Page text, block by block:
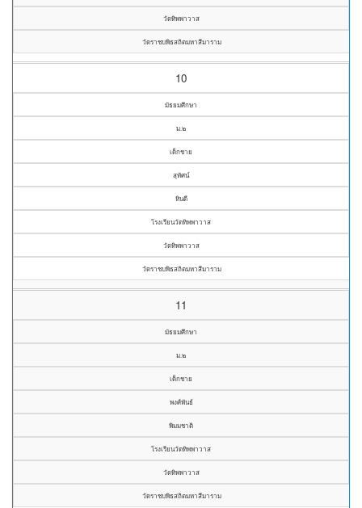
วัดทิพพาวาส
วัดราชบพิธสถิตมหาสีมาราม
10
มัธยมศึกษา
ม.๒
เด็กชาย
สุทัศน์
หินดี
โรงเรียนวัดทิพพาวาส
วัดทิพพาวาส
วัดราชบพิธสถิตมหาสีมาราม
11
มัธยมศึกษา
ม.๒
เด็กชาย
พงศ์พันธ์
พิมมชาติ
โรงเรียนวัดทิพพาวาส
วัดทิพพาวาส
วัดราชบพิธสถิตมหาสีมาราม